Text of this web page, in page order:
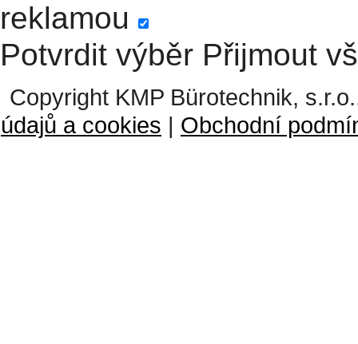
reklamou
Potvrdit výběr Přijmout
Copyright KMP Bürotechnik,
údajů a cookies | Obchodní